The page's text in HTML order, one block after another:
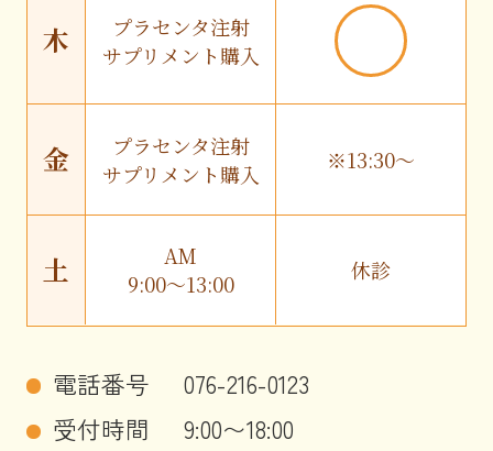
木
金
土
プラセンタ注射
サプリメント購入
プラセンタ注射
サプリメント購入
AM
9:00〜13:00
※13:30〜
休診
電話番号
076-216-0123
受付時間
9:00〜18:00